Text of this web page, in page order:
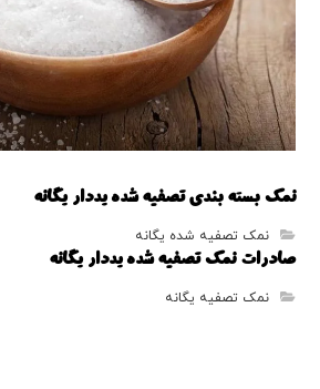
نمک بسته بندی تصفیه شده یددار یگانه
نمک تصفیه شده یگانه
صادرات نمک تصفیه شده یددار یگانه
نمک تصفیه یگانه